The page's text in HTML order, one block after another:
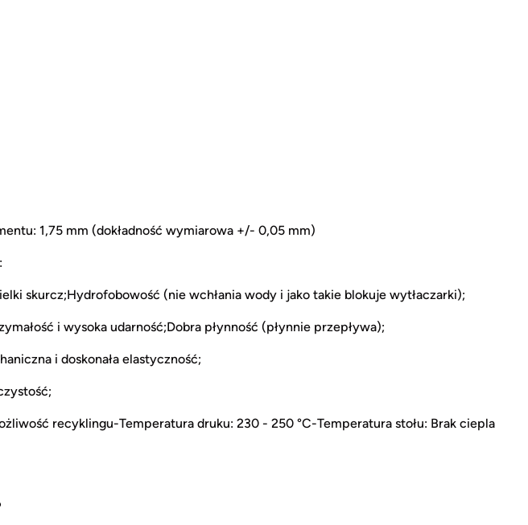
1,75 mm (dokładność wymiarowa +/- 0,05 mm)
:
skurcz;Hydrofobowość (nie wchłania wody i jako takie blokuje wytłaczarki);
i wysoka udarność;Dobra płynność (płynnie przepływa);
i doskonała elastyczność;
recyklingu-Temperatura druku: 230 - 250 °C-Temperatura stołu: Brak ciepla